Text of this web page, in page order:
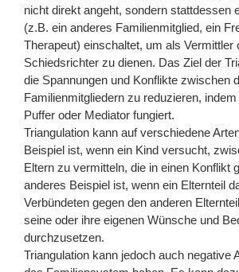
nicht direkt angeht, sondern stattdessen
(z.B. ein anderes Familienmitglied, ein
Therapeut) einschaltet, um als Vermittler
Schiedsrichter zu dienen. Das Ziel der
die Spannungen und Konflikte zwischen
Familienmitgliedern zu reduzieren,
Puffer oder Mediator fungiert.
Triangulation kann auf verschiedene
Beispiel ist, wenn ein Kind versucht,
Eltern zu vermitteln, die in einen Konflikt
anderes Beispiel ist, wenn ein Elternteil
Verbündeten gegen den anderen
seine oder ihre eigenen Wünsche und
durchzusetzen.
Triangulation kann jedoch auch negative